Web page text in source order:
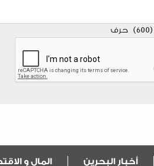
(
600
)حرف
أخبار البحرين المال و